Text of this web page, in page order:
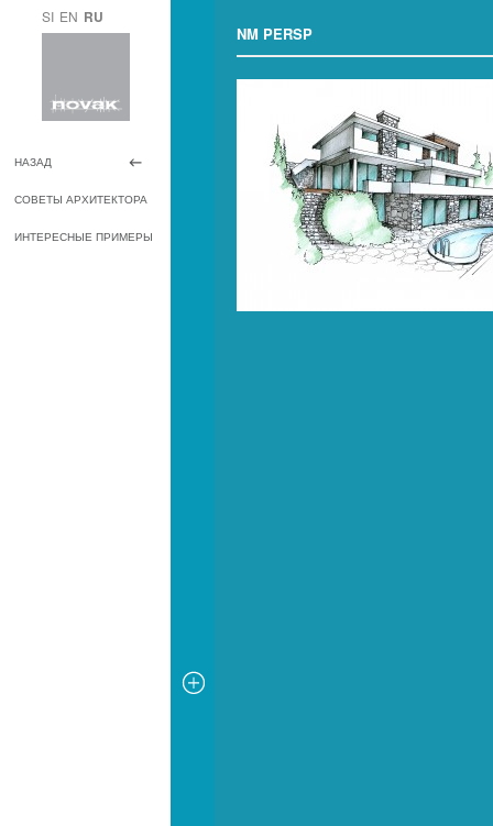
SI EN RU
НАЗАД
СОВЕТЫ АРХИТЕКТОРА
ИНТЕРЕСНЫЕ ПРИМЕРЫ
NM PERSP